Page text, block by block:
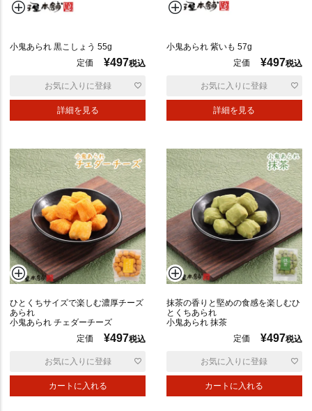
小鬼あられ 黒こしょう 55g
定価
¥497税込
詳細を見る
お気に入りに登録
小鬼あられ 紫いも 57g
定価
¥497税込
詳細を見る
お気に入りに登録
ひとくちサイズで楽しむ濃厚チーズ
あられ
小鬼あられ チェダーチーズ
定価
¥497税込
カートに入れる
お気に入りに登録
抹茶の香りと堅めの食感を楽しむひ
とくちあられ
小鬼あられ 抹茶
定価
¥497税込
カートに入れる
お気に入りに登録